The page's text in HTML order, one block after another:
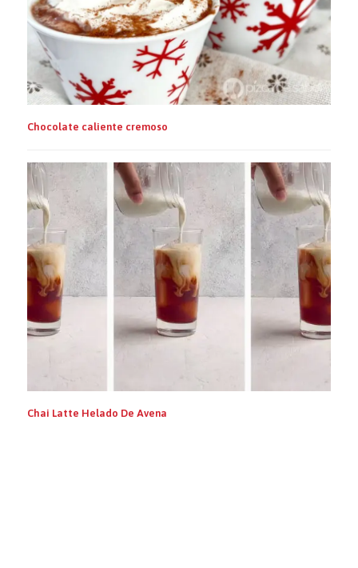
Chocolate caliente cremoso
Chai Latte Helado De Avena